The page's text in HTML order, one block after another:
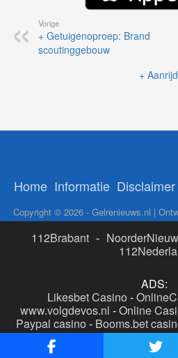
Vorige
+ Getuigenoproep: Brand
scoutinggebouw
+
Home Informatie Disclaimer
Copyright © 2026 - Gelrenieuws.nl |
112Brabant -
ADS:
Likesbet Casino -
www.volgdevos.nl -Online
Paypal casino - Booms.bet
server-Casino boer-